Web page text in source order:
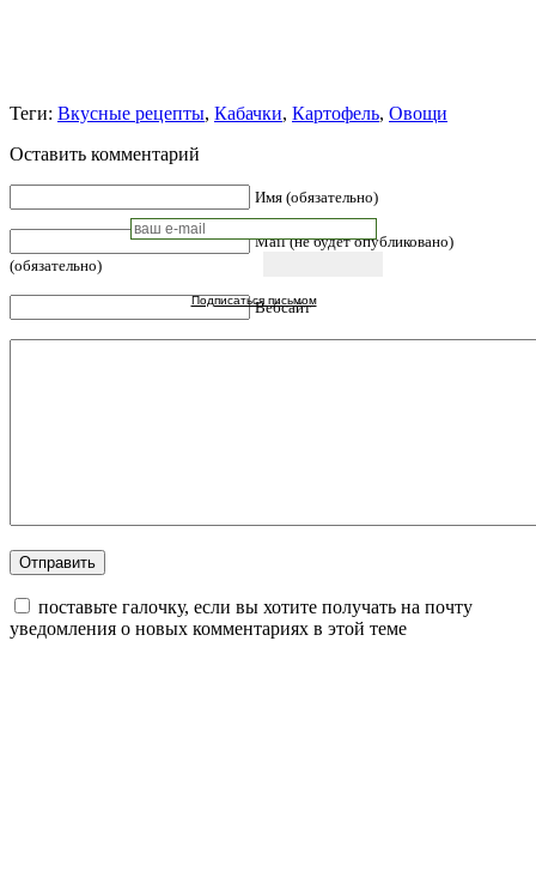
Подписаться письмом
Теги: Вкусные рецепты, Кабачки, Картофель, Овощи
Оставить комментарий
Имя (обязательно)
Mail (не будет опубликовано)
(обязательно)
Вебсайт
поставьте галочку, если вы хотите получать на почту
уведомления о новых комментариях в этой теме